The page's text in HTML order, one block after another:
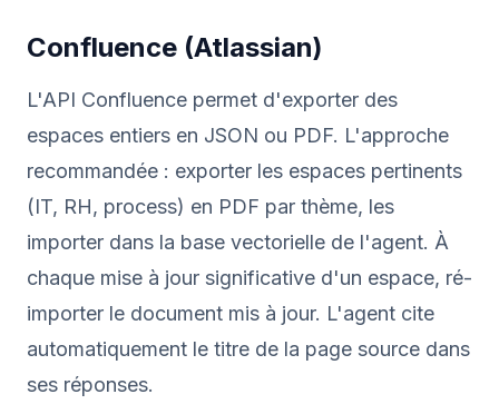
Confluence (Atlassian)
L'API Confluence permet d'exporter des
espaces entiers en JSON ou PDF. L'approche
recommandée : exporter les espaces pertinents
(IT, RH, process) en PDF par thème, les
importer dans la base vectorielle de l'agent. À
chaque mise à jour significative d'un espace, ré-
importer le document mis à jour. L'agent cite
automatiquement le titre de la page source dans
ses réponses.